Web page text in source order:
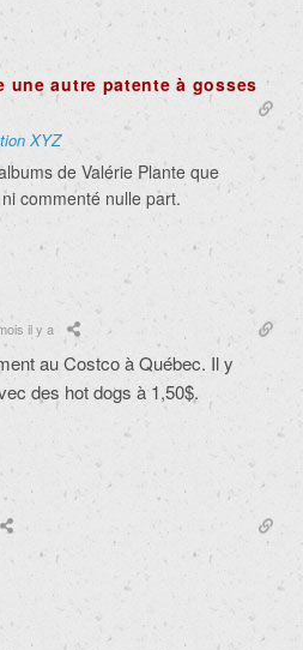
une autre patente à gosses
XYZ
de Valérie Plante que
commenté nulle part.
il y a
au Costco à Québec. Il y
des hot dogs à 1,50$.